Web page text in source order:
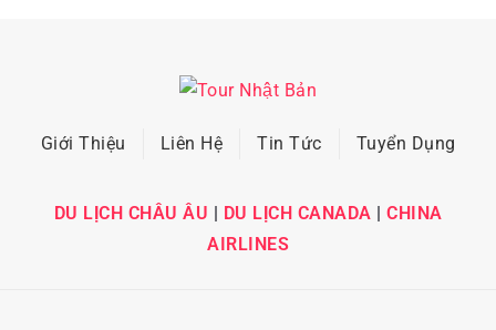
Giới Thiệu Liên Hệ Tin Tức Tuyển Dụng
DU LỊCH CHÂU ÂU | DU LỊCH CANADA | CHINA
AIRLINES